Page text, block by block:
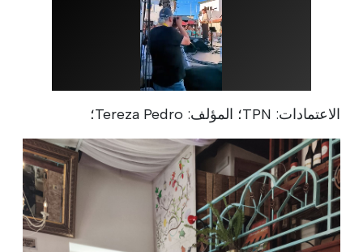
الاعتمادات: TPN؛ المؤلف: Tereza Pedro؛